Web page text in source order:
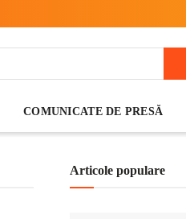
COMUNICATE DE PRESĂ
Articole populare